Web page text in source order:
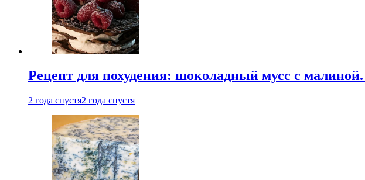
Рецепт для похудения: шоколадный мусс с
2 года спустя2 года спустя